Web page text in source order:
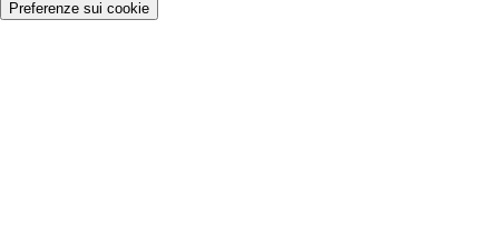
Preferenze sui cookie